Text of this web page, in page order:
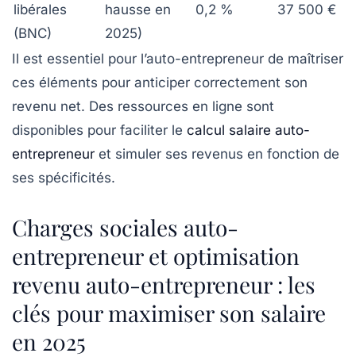
libérales
(BNC)
hausse en
2025)
0,2 % 37 500 €
Il est essentiel pour l’auto-entrepreneur de maîtriser
ces éléments pour anticiper correctement son
revenu net. Des ressources en ligne sont
disponibles pour faciliter le calcul salaire auto-
entrepreneur et simuler ses revenus en fonction de
ses spécificités.
Charges sociales auto-
entrepreneur et optimisation
revenu auto-entrepreneur : les
clés pour maximiser son salaire
en 2025